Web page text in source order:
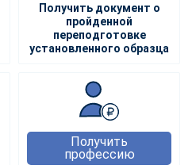
Получить документ о
пройденной
переподготовке
установленного образца
Получить
профессию